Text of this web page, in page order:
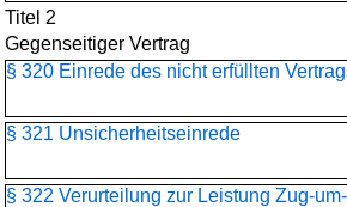
Titel 2
Gegenseitiger Vertrag
§ 320 Einrede des nicht erfüllten
§ 321 Unsicherheitseinrede
§ 322 Verurteilung zur Leistung Zug-